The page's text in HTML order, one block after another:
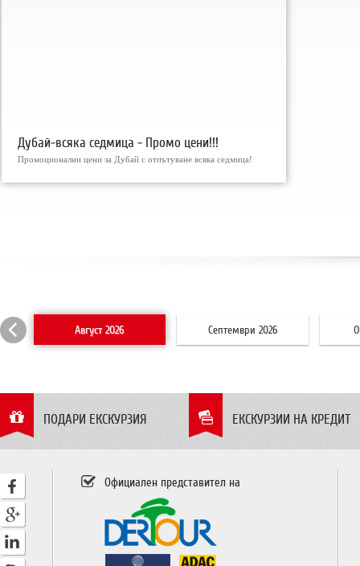
Дубай-всяка седмица - Промо цени!!!
Промоционални цени за Дубай с отпътуване всяка седмица!
Август 2026 Септември 2026
ПОДАРИ ЕКСКУРЗИЯ ЕКСКУРЗИИ НА КРЕДИТ
Официален представител на